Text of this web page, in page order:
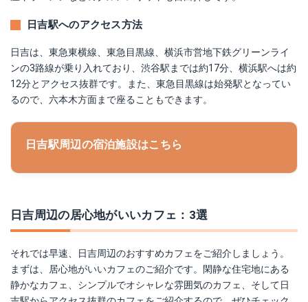
日吉駅へのアクセス方法
日吉は、東急東横線、東急目黒線、横浜市営地下鉄グリーンライ
ンの3路線が乗り入れており、渋谷駅までは約17分、横浜駅へは約
12分とアクセス抜群です。また、東急目黒線は始発駅となってい
るので、六本木方面まで座ることもできます。
日吉駅周辺の宿泊施設はこちら
日吉周辺の居心地がいいカフェ：3選
それでは早速、日吉周辺のおすすめカフェをご紹介しましょう。
まずは、居心地がいいカフェのご紹介です。閑静な住宅地にある
静かなカフェ、シンプルでオシャレな雰囲気のカフェ、そして日